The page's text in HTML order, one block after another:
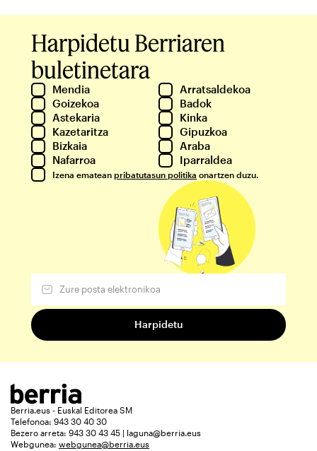
Harpidetu Berriaren
buletinetara
Mendia
Arratsaldekoa
Goizekoa
Badok
Astekaria
Kinka
Kazetaritza
Gipuzkoa
Bizkaia
Araba
Nafarroa
Iparraldea
Izena ematean pribatutasun politika onartzen duzu.
Berria.eus - Euskal Editorea SM
Telefonoa: 943 30 40 30
Bezero arreta: 943 30 43 45 | laguna@berria.eus
Webgunea: webgunea@berria.eus